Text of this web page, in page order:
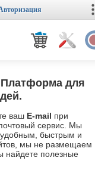
для
ваш E-mail при
сервис. Мы
удобным, быстрым и
мы не размещаем
найдете полезные